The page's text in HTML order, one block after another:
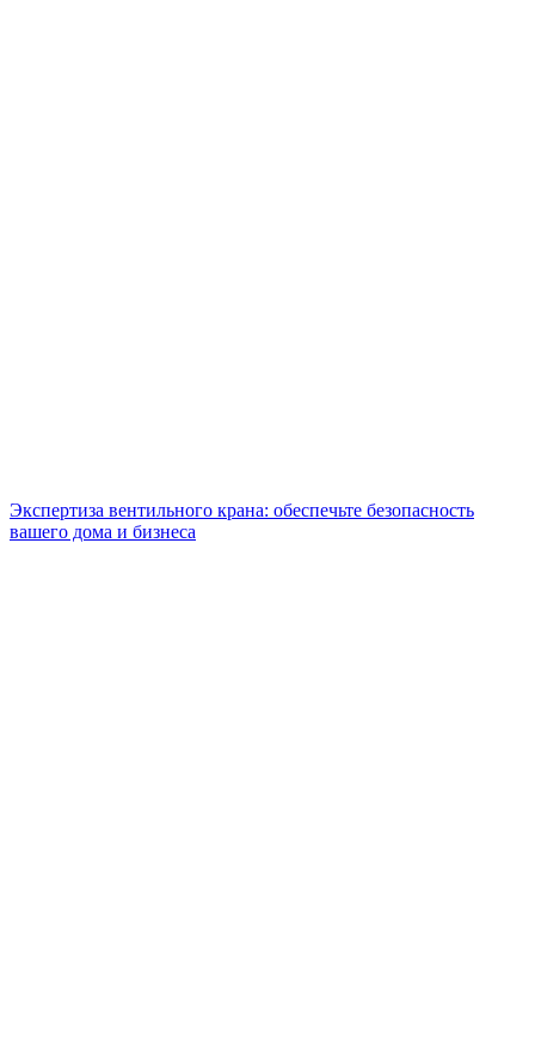
Экспертиза вентильного крана: обеспечьте безопасность
вашего дома и бизнеса